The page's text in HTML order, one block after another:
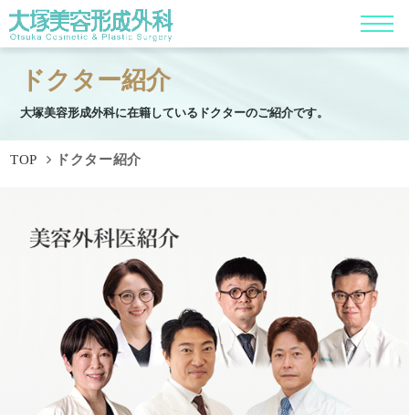
ドクター紹介
大塚美容形成外科に在籍しているドクターのご紹介です。
TOP ドクター紹介